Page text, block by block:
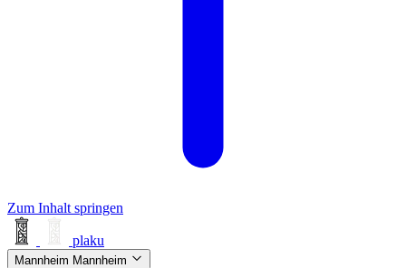
Zum Inhalt springen
plaku
Mannheim Mannheim